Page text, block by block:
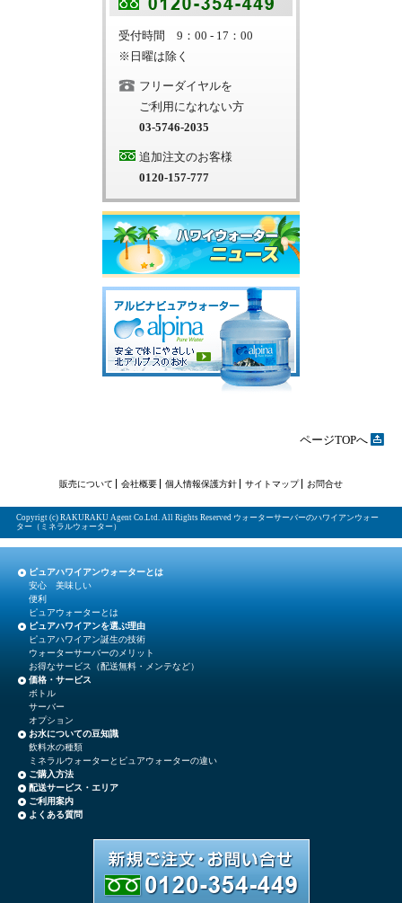
受付時間 9：00 - 17：00
※日曜は除く
フリーダイヤルを
ご利用になれない方
03-5746-2035
追加注文のお客様
0120-157-777
ページTOPへ
販売について 会社概要 個人情報保護方針 サイトマップ お問合せ
Copyrigt (c) RAKURAKU Agent Co.Ltd. All Rights Reserved ウォーターサーバーのハワイアンウォー
ター（ミネラルウォーター）
ピュアハワイアンウォーターとは
安心 美味しい
便利
ピュアウォーターとは
ピュアハワイアンを選ぶ理由
ピュアハワイアン誕生の技術
ウォーターサーバーのメリット
お得なサービス（配送無料・メンテなど）
価格・サービス
ボトル
サーバー
オプション
お水についての豆知識
飲料水の種類
ミネラルウォーターとピュアウォーターの違い
ご購入方法
配送サービス・エリア
ご利用案内
よくある質問